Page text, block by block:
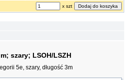
szary; LSOH/LSZH
5e, szary, długość 3m
x szt